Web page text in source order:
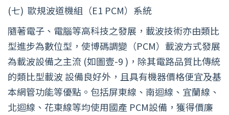
(七) 歐規波道機組（E1 PCM）系統
隨著電子、電腦等高科技之發展，載波技術亦由類比
型進步為數位型，使博碼調變（PCM）載波方式發展
為載波設備之主流 (如圖壹-9 )，除其電路品質比傳統
的類比型載波 設備良好外，且具有機器價格便宜及基
本網管功能等優點。包括屏東線、南迴線、宜蘭線、
北迴線、花東線等均使用國產 PCM設備，獲得價廉